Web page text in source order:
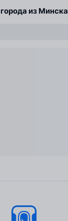
из Минска